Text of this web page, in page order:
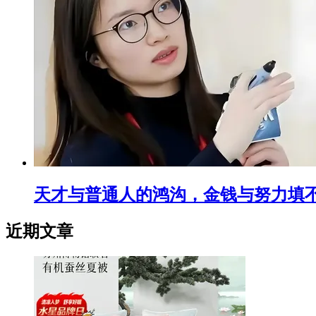
天才与普通人的鸿沟，金钱与努力填
近期文章